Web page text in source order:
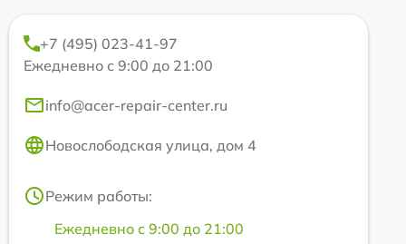
+7 (495) 023-41-97
Ежедневно с 9:00 до 21:00
info@acer-repair-center.ru
Новослободская улица, дом 4
Режим работы:
Ежедневно с 9:00 до 21:00